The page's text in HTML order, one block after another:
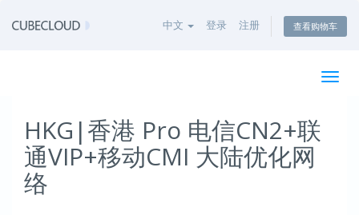
中文 登录 注册 查看购物车
切
HKG|香港 Pro 电信CN2+联
通VIP+移动CMI 大陆优化网
络